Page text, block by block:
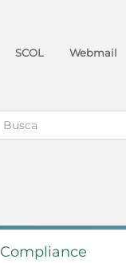
Webmail
SCOL
Compliance